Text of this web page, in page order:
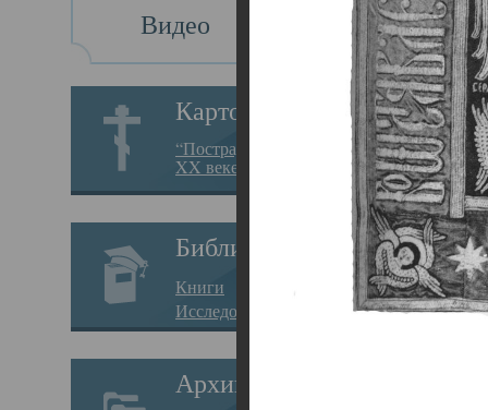
Видео
Картотека
“Пострадавшие за веру в
XX веке на Севере”
Библиотека
Книги
Исследования
Архив